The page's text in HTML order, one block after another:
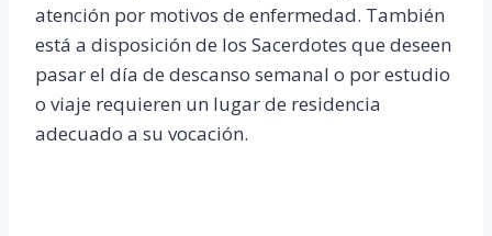
atención por motivos de enfermedad. También
está a disposición de los Sacerdotes que deseen
pasar el día de descanso semanal o por estudio
o viaje requieren un lugar de residencia
adecuado a su vocación.